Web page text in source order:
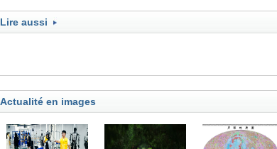
Lire aussi